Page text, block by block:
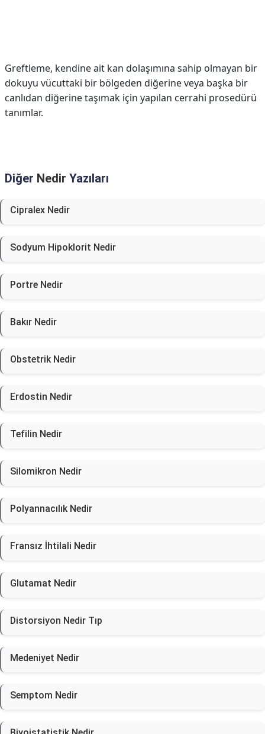
Greftleme, kendine ait kan dolaşımına sahip olmayan bir
dokuyu vücuttaki bir bölgeden diğerine veya başka bir
canlıdan diğerine taşımak için yapılan cerrahi prosedürü
tanımlar.
Diğer Nedir Yazıları
Cipralex Nedir
Sodyum Hipoklorit Nedir
Portre Nedir
Bakır Nedir
Obstetrik Nedir
Erdostin Nedir
Tefilin Nedir
Silomikron Nedir
Polyannacılık Nedir
Fransız İhtilali Nedir
Glutamat Nedir
Distorsiyon Nedir Tıp
Medeniyet Nedir
Semptom Nedir